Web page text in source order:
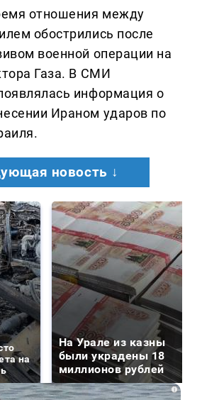
отношения между
обострились после
военной операции на
Газа. В СМИ
информация о
Ираном ударов по
новость ↓
на
На Урале из казны
были украдены 18
миллионов рублей
i